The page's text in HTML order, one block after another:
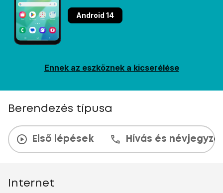
Android 14
Ennek az eszköznek a kicserélése
Berendezés típusa
Első lépések Hívás és
Internet